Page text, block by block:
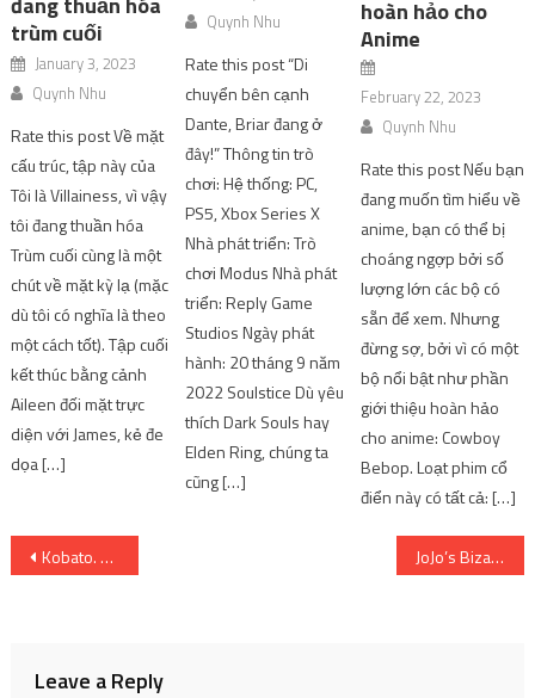
trùm cuối
January 3, 2023
Quynh Nhu
Rate this post Về mặt
cấu trúc, tập này của
Tôi là Villainess, vì vậy
tôi đang thuần hóa
Trùm cuối cùng là một
chút về mặt kỳ lạ (mặc
dù tôi có nghĩa là theo
một cách tốt). Tập cuối
kết thúc bằng cảnh
Aileen đối mặt trực
diện với James, kẻ đe
dọa […]
Quynh Nhu
Rate this post “Di
chuyển bên cạnh
Dante, Briar đang ở
đây!” Thông tin trò
chơi: Hệ thống: PC,
PS5, Xbox Series X
Nhà phát triển: Trò
chơi Modus Nhà phát
triển: Reply Game
Studios Ngày phát
hành: 20 tháng 9 năm
2022 Soulstice Dù yêu
thích Dark Souls hay
Elden Ring, chúng ta
cũng […]
hoàn hảo cho
Anime
February 22, 2023
Quynh Nhu
Rate this post Nếu bạn
đang muốn tìm hiểu về
anime, bạn có thể bị
choáng ngợp bởi số
lượng lớn các bộ có
sẵn để xem. Nhưng
đừng sợ, bởi vì có một
bộ nổi bật như phần
giới thiệu hoàn hảo
cho anime: Cowboy
Bebop. Loạt phim cổ
điển này có tất cả: […]
Post
Kobato. – Một chiếc kẹp cổ điển ít được biết đến JoJo’s Bizarre Adventure All-Star Battle R hiện đã có trên Xbox Game Pass
Leave a Reply